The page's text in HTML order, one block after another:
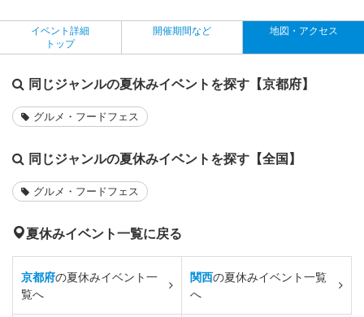
イベント詳細
トップ
開催期間など 地図・アクセス
同じジャンルの夏休みイベントを探す【京都府】
グルメ・フードフェス
同じジャンルの夏休みイベントを探す【全国】
グルメ・フードフェス
夏休みイベント一覧に戻る
京都府の夏休みイベント一
覧へ
関西の夏休みイベント一覧
へ